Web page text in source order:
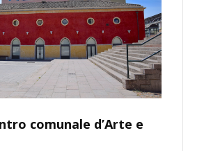
comunale d’Arte e